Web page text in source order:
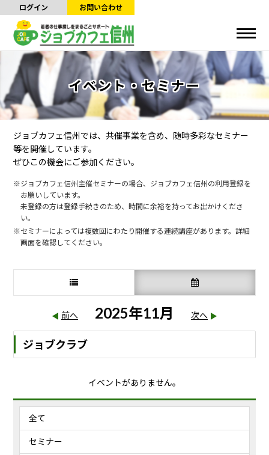
ログイン お問い合わせ
イベント・セミナー
ジョブカフェ信州では、共催事業を含め、随時多彩なセミナー
等を開催しています。
ぜひこの機会にご参加ください。
ジョブカフェ信州主催セミナーの場合、ジョブカフェ信州の利用登録を
お願いしています。
未登録の方は登録手続きのため、時間に余裕を持ってお出かけくださ
い。
セミナーによっては複数回にわたり開催する連続講座があります。詳細
画面を確認してください。
前へ 2025年11月 次へ
ジョブクラブ
イベントがありません。
全て
セミナー